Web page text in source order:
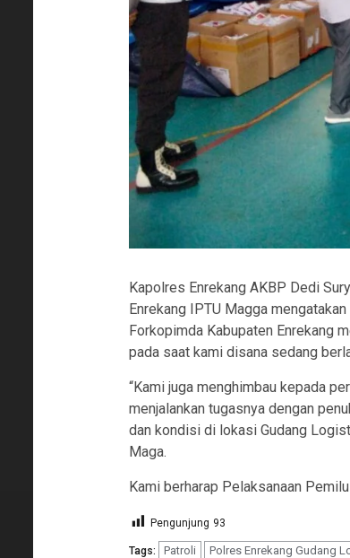
Kapolres Enrekang AKBP Dedi
Enrekang IPTU Magga
Forkopimda Kabupaten Enrekang
pada saat kami disana sedang
“Kami juga menghimbau kepada
menjalankan tugasnya dengan
dan kondisi di lokasi Gudang
Maga.
Kami berharap Pelaksanaan
Pengunjung 93
Tags: Patroli Polres Enrekang Gudang